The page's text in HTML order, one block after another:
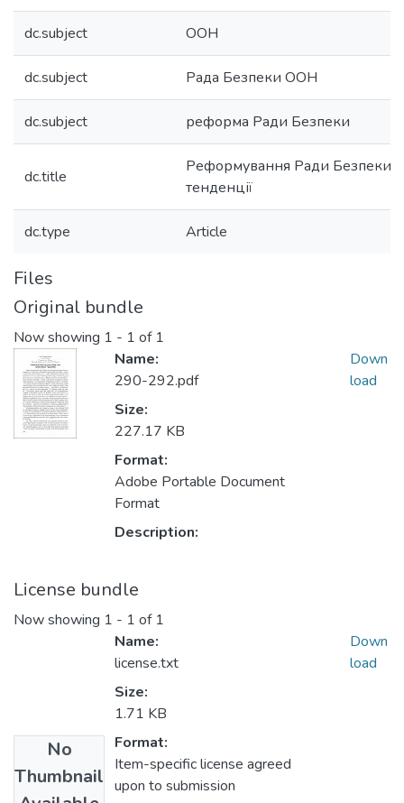
dc.subject ООН
dc.subject Рада Безпеки ООН
dc.subject реформа Ради Безпеки
dc.title
Реформування Ради Безпеки
тенденції
dc.type Article
Files
Original bundle
Now showing 1 - 1 of 1
Name:
290-292.pdf
Size:
227.17 KB
Format:
Adobe Portable Document
Format
Description:
Down
load
License bundle
Now showing 1 - 1 of 1
No
Thumbnail
Name:
license.txt
Size:
1.71 KB
Format:
Item-specific license agreed
upon to submission
Down
load